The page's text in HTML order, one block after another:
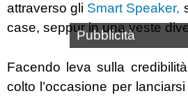
attraverso gli Smart Speaker,
case, seppur in una veste
Pubblicità
Facendo leva sulla
colto l’occasione per